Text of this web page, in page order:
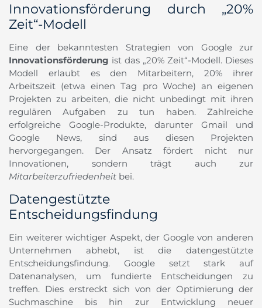
Innovationsförderung durch „20%
Zeit“-Modell
Eine der bekanntesten Strategien von Google zur
Innovationsförderung ist das „20% Zeit“-Modell. Dieses
Modell erlaubt es den Mitarbeitern, 20% ihrer
Arbeitszeit (etwa einen Tag pro Woche) an eigenen
Projekten zu arbeiten, die nicht unbedingt mit ihren
regulären Aufgaben zu tun haben. Zahlreiche
erfolgreiche Google-Produkte, darunter Gmail und
Google News, sind aus diesen Projekten
hervorgegangen. Der Ansatz fördert nicht nur
Innovationen, sondern trägt auch zur
Mitarbeiterzufriedenheit bei.
Datengestützte
Entscheidungsfindung
Ein weiterer wichtiger Aspekt, der Google von anderen
Unternehmen abhebt, ist die datengestützte
Entscheidungsfindung. Google setzt stark auf
Datenanalysen, um fundierte Entscheidungen zu
treffen. Dies erstreckt sich von der Optimierung der
Suchmaschine bis hin zur Entwicklung neuer